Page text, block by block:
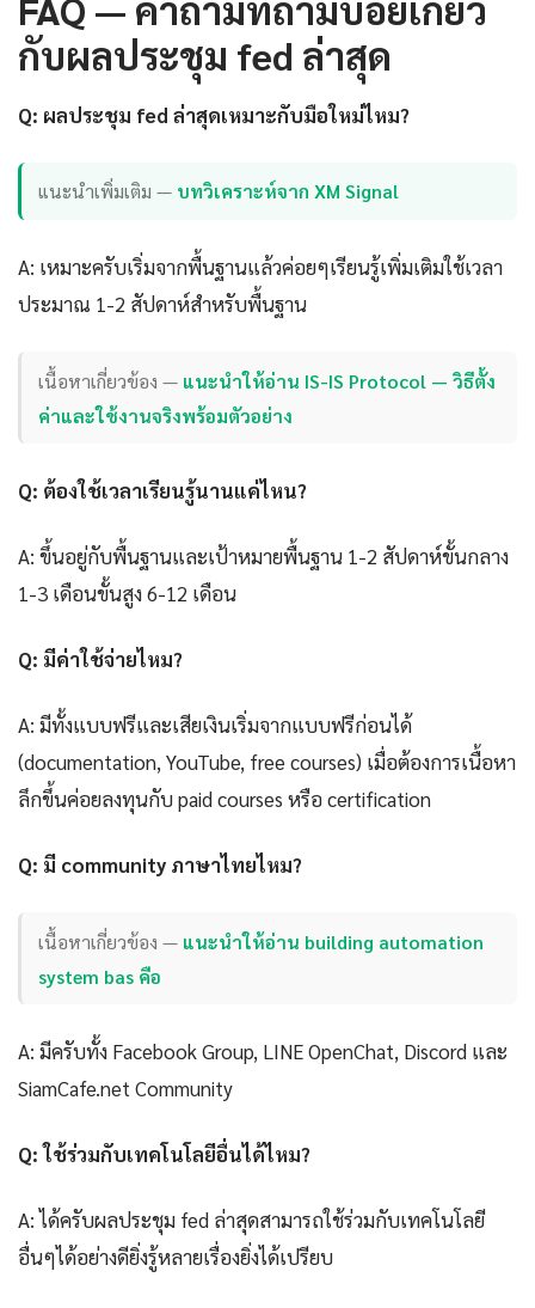
กับผลประชุม fed ล่าสุด
Q: ผลประชุม fed ล่าสุดเหมาะกับมือใหม่ไหม?
แนะนำเพิ่มเติม — บทวิเคราะห์จาก XM Signal
A: เหมาะครับเริ่มจากพื้นฐานแล้วค่อยๆเรียนรู้เพิ่มเติมใช้เวลา
ประมาณ 1-2 สัปดาห์สำหรับพื้นฐาน
เนื้อหาเกี่ยวข้อง — แนะนำให้อ่าน IS-IS Protocol — วิธีตั้ง
ค่าและใช้งานจริงพร้อมตัวอย่าง
Q: ต้องใช้เวลาเรียนรู้นานแค่ไหน?
A: ขึ้นอยู่กับพื้นฐานและเป้าหมายพื้นฐาน 1-2 สัปดาห์ขั้นกลาง
1-3 เดือนขั้นสูง 6-12 เดือน
Q: มีค่าใช้จ่ายไหม?
A: มีทั้งแบบฟรีและเสียเงินเริ่มจากแบบฟรีก่อนได้
(documentation, YouTube, free courses) เมื่อต้องการเนื้อหา
ลึกขึ้นค่อยลงทุนกับ paid courses หรือ certification
Q: มี community ภาษาไทยไหม?
เนื้อหาเกี่ยวข้อง — แนะนำให้อ่าน building automation
system bas คือ
A: มีครับทั้ง Facebook Group, LINE OpenChat, Discord และ
SiamCafe.net Community
Q: ใช้ร่วมกับเทคโนโลยีอื่นได้ไหม?
A: ได้ครับผลประชุม fed ล่าสุดสามารถใช้ร่วมกับเทคโนโลยี
อื่นๆได้อย่างดียิ่งรู้หลายเรื่องยิ่งได้เปรียบ